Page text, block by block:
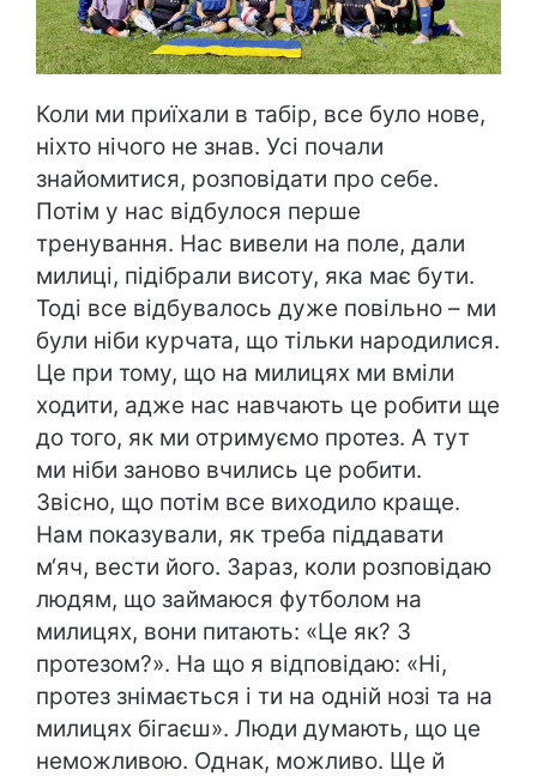
Коли ми приїхали в табір, все було нове,
ніхто нічого не знав. Усі почали
знайомитися, розповідати про себе.
Потім у нас відбулося перше
тренування. Нас вивели на поле, дали
милиці, підібрали висоту, яка має бути.
Тоді все відбувалось дуже повільно – ми
були ніби курчата, що тільки народилися.
Це при тому, що на милицях ми вміли
ходити, адже нас навчають це робити ще
до того, як ми отримуємо протез. А тут
ми ніби заново вчились це робити.
Звісно, що потім все виходило краще.
Нам показували, як треба піддавати
м‘яч, вести його. Зараз, коли розповідаю
людям, що займаюся футболом на
милицях, вони питають: «Це як? З
протезом?». На що я відповідаю: «Ні,
протез знімається і ти на одній нозі та на
милицях бігаєш». Люди думають, що це
неможливою. Однак, можливо. Ще й